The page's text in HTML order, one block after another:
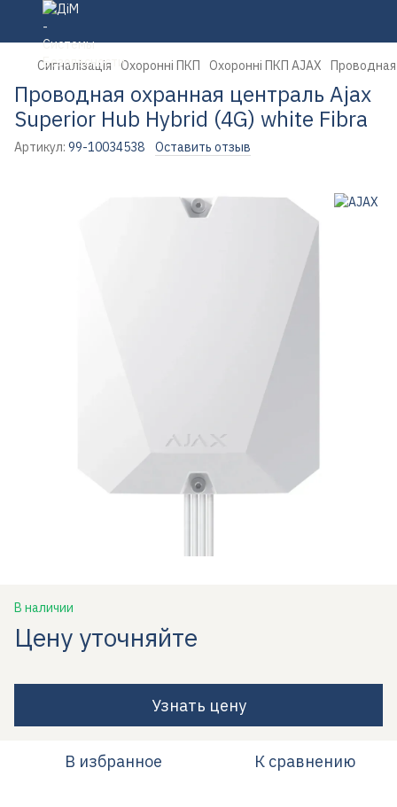
Сигналізація Охоронні ПКП Охоронні ПКП AJAX Проводная
Проводная охранная централь Ajax
Superior Hub Hybrid (4G) white Fibra
Артикул: 99-10034538 Оставить отзыв
В наличии
Цену уточняйте
Узнать цену
В избранное К сравнению